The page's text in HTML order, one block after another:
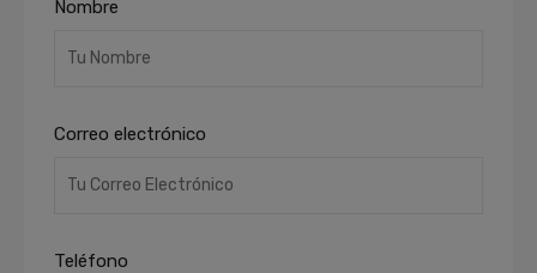
Nombre
Correo electrónico
Teléfono